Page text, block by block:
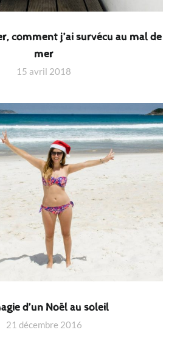
comment j’ai survécu au mal de
mer
15 avril 2018
d’un Noël au soleil
21 décembre 2016